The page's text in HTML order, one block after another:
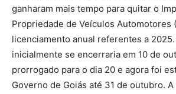
ganharam mais tempo para quitar o
Propriedade de Veículos Automotores
licenciamento anual referentes a
inicialmente se encerraria em 10 de
prorrogado para o dia 20 e agora foi
Governo de Goiás até 31 de outubro. A